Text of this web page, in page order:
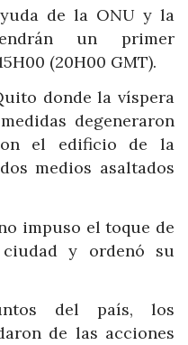
de la ONU y la
un primer
(20H00 GMT).
donde la víspera
degeneraron
el edificio de la
medios asaltados
impuso el toque de
y ordenó su
del país, los
de las acciones